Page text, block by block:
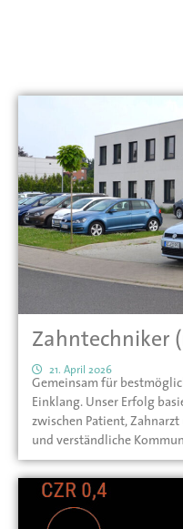
Zahntechniker
21. April 2026
Gemeinsam für
Einklang. Unser Erfolg
zwischen Patient,
und verständliche
selbstverständlich.Wir
kommunikationsstarken...